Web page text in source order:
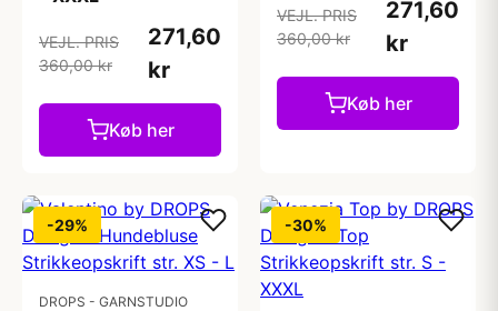
VEJL. PRIS
360,00 kr
271,60
kr
Køb her
VEJL. PRIS
360,00 kr
271,60
kr
Køb her
-29%
DROPS - GARNSTUDIO
-30%